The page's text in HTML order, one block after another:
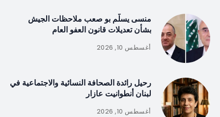
منسى يسلّم بو صعب ملاحظات الجيش
بشأن تعديلات قانون العفو العام
أغسطس 10, 2026
رحيل رائدة الصحافة النسائية والاجتماعية في
لبنان أنطوانيت عازار
أغسطس 10, 2026